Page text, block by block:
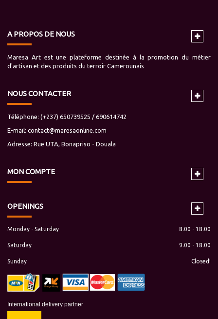
A PROPOS DE NOUS
Maresa Art est une plateforme destinée à la promotion du métier
d'artisan et des produits du terroir Camerounais
NOUS CONTACTER
Téléphone: (+237) 650739525 / 690614742
E-mail: contact@maresaonline.com
Adresse: Rue UTA, Bonapriso - Douala
MONCOMPTE
OPENINGS
Monday - Saturday 8.00 - 18.00
Saturday 9.00 - 18.00
Sunday Closed!
International delivery partner